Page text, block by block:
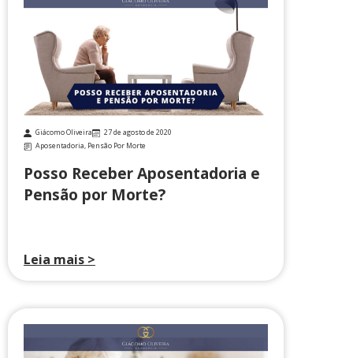
Giácomo Oliveira
27 de agosto de 2020
Aposentadoria, Pensão Por Morte
Posso Receber Aposentadoria e
Pensão por Morte?
Leia mais >